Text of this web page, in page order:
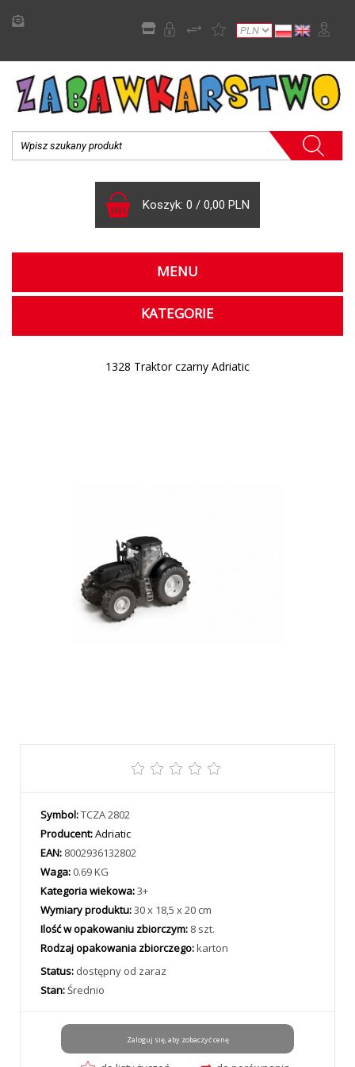
Koszyk: 0 / 0,00 PLN
MENU
KATEGORIE
1328 Traktor czarny Adriatic
Symbol:TCZA 2802
Producent:Adriatic
EAN: 8002936132802
Waga: 0.69 KG
Kategoria wiekowa:3+
Wymiary produktu:30 x 18,5 x 20 cm
Ilość w opakowaniu zbiorczym: 8 szt.
Rodzaj opakowania zbiorczego:karton
Status: dostępny od zaraz
Stan:Średnio
Zaloguj się, aby zobaczyć cenę